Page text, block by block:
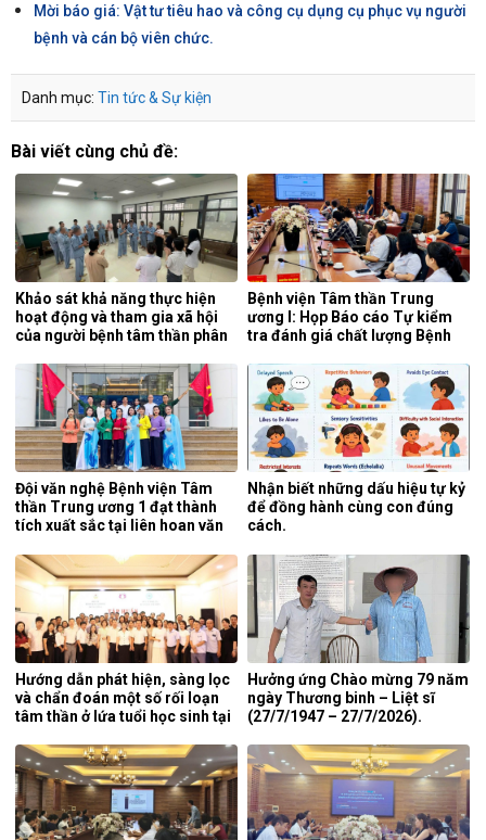
Mời báo giá: Vật tư tiêu hao và công cụ dụng cụ phục vụ người
bệnh và cán bộ viên chức.
Danh mục: Tin tức & Sự kiện
Bài viết cùng chủ đề:
Khảo sát khả năng thực hiện
hoạt động và tham gia xã hội
của người bệnh tâm thần phân
năng, Bệnh viện Tâm thần
Trung ương 1.
Bệnh viện Tâm thần Trung
ương I: Họp Báo cáo Tự kiểm
tra đánh giá chất lượng Bệnh
Đội văn nghệ Bệnh viện Tâm
thần Trung ương 1 đạt thành
tích xuất sắc tại liên hoan văn
lần thứ 5 năm 2026.
Nhận biết những dấu hiệu tự kỷ
để đồng hành cùng con đúng
cách.
Hướng dẫn phát hiện, sàng lọc
và chẩn đoán một số rối loạn
tâm thần ở lứa tuổi học sinh tại
Hưởng ứng Chào mừng 79 năm
ngày Thương binh – Liệt sĩ
(27/7/1947 – 27/7/2026).